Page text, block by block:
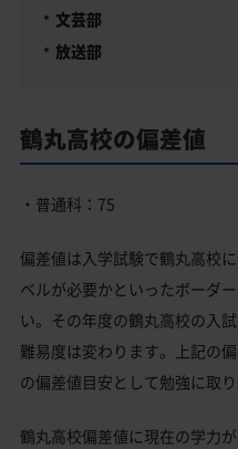
文芸部
放送部
鶴丸高校の偏差値
・普通科：75
偏差値は入学試験で鶴丸高校
ベルが必要かといったボーダ
い。その年度の鶴丸高校の入
難易度は変わります。上記の
の偏差値目安として勉強に取り
鶴丸高校偏差値に現在の学力